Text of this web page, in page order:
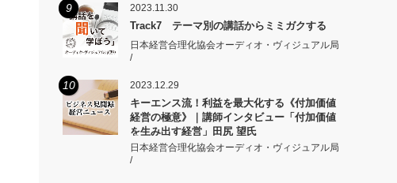
9 2023.11.30
Track7 テーマ別の講話からミミガクする
日本経営合理化協会オーディオ・ヴィジュアル局
/
10 2023.12.29
キーエンス流！利益を最大化する《付加価値
経営の極意》｜講師インタビュー「付加価値
を生み出す経営」田尻 望氏
日本経営合理化協会オーディオ・ヴィジュアル局
/